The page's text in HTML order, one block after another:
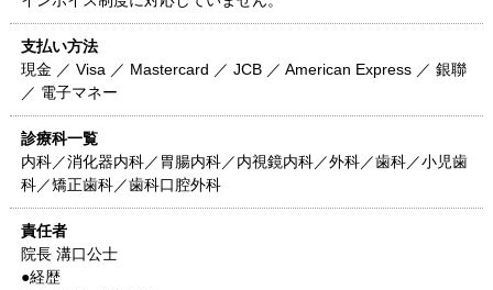
支払い方法
現金 ／ Visa ／ Mastercard ／ JCB ／ American Express ／ 銀聯
／ 電子マネー
診療科一覧
内科／消化器内科／胃腸内科／内視鏡内科／外科／歯科／小児歯
科／矯正歯科／歯科口腔外科
責任者
院長 溝口公士
●経歴